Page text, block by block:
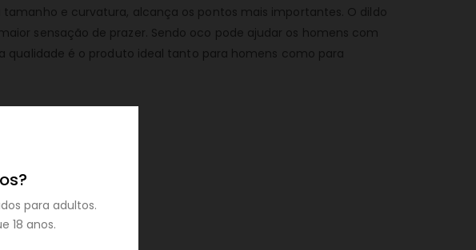
para adultos.
18 anos.
e curvatura, alcança os pontos mais importantes. O dildo
sensação de prazer. Sendo oco pode ajudar os homens com
qualidade é o produto ideal tanto para homens como para